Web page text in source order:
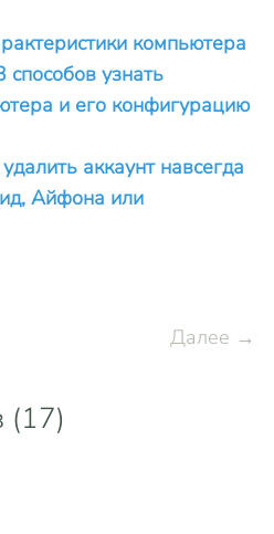
компьютера
узнать
и его конфигурацию
аккаунт навсегда
Айфона или
Далее →
(17)